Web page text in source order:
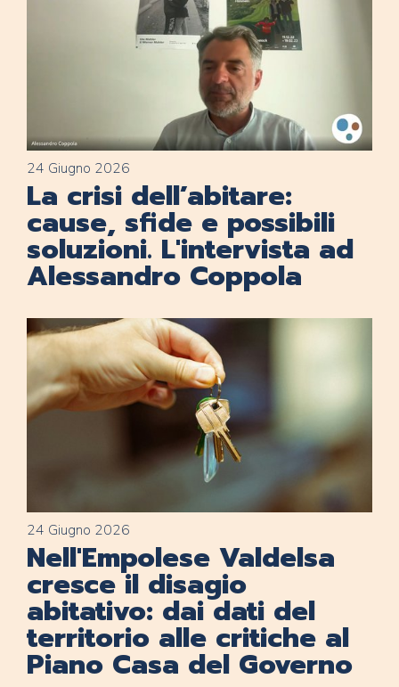
24 Giugno 2026
La crisi dell’abitare:
cause, sfide e possibili
soluzioni. L'intervista ad
Alessandro Coppola
24 Giugno 2026
Nell'Empolese Valdelsa
cresce il disagio
abitativo: dai dati del
territorio alle critiche al
Piano Casa del Governo